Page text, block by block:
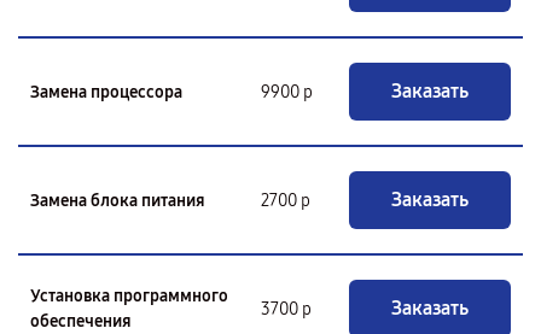
Замена процессора 9900 р Заказать
Замена блока питания 2700 р Заказать
Установка программного
обеспечения
3700 р Заказать